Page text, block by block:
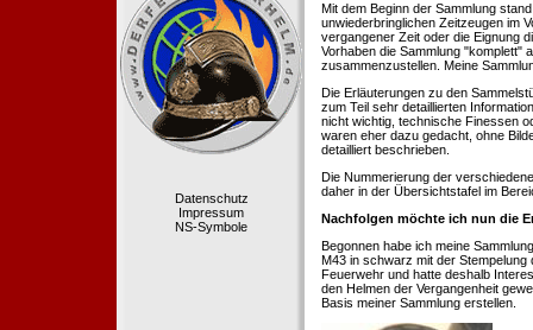
Datenschutz
Impressum
NS-Symbole
Mit dem Beginn der Sammlung
unwiederbringlichen Zeitzeugen im
vergangener Zeit oder die Eignung
Vorhaben die Sammlung "komplett"
zusammenzustellen. Meine
Die Erläuterungen zu den
zum Teil sehr detaillierten
nicht wichtig, technische Finessen
waren eher dazu gedacht, ohne
detailliert beschrieben.
Die Nummerierung der
daher in der Übersichtstafel im
Nachfolgen möchte ich nun die
Begonnen habe ich meine
M43 in schwarz mit der Stempelung
Feuerwehr und hatte deshalb
den Helmen der Vergangenheit
Basis meiner Sammlung erstellen.